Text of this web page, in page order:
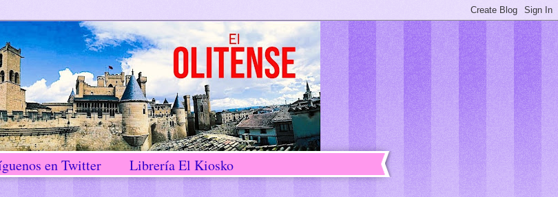
en Twitter Librería El Kiosko